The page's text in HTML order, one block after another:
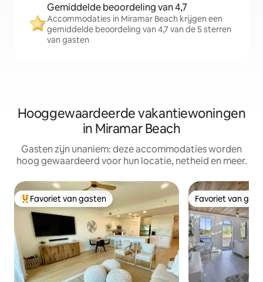
Gemiddelde beoordeling van 4,7
Accommodaties in Miramar Beach krijgen een
gemiddelde beoordeling van 4,7 van de 5 sterren
van gasten
Hooggewaardeerde vakantiewoningen
in Miramar Beach
Gasten zijn unaniem: deze accommodaties worden
hoog gewaardeerd voor hun locatie, netheid en meer.
Topfavoriet van gasten
Favoriet van gasten Favoriet van
Favoriet van